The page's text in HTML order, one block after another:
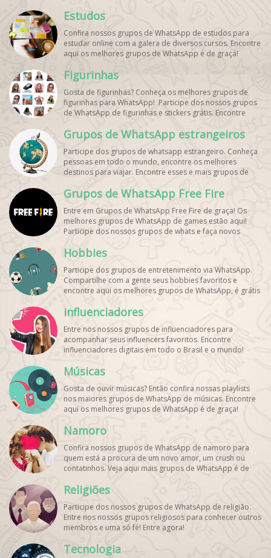
Estudos
Confira nossos grupos de WhatsApp de estudos para
estudar online com a galera de diversos cursos. Encontre
aqui os melhores grupos de WhatsApp é de graça!
Figurinhas
Gosta de figurinhas? Conheça os melhores grupos de
figurinhas para WhatsApp! Participe dos nossos grupos
de WhatsApp de figurinhas e stickers grátis. Encontre
perfil!
Grupos de WhatsApp estrangeiros
Participe dos grupos de whatsapp estrangeiro. Conheça
pessoas em todo o mundo, encontre os melhores
destinos para viajar. Encontre esses e mais grupos de
Grupos de WhatsApp Free Fire
Entre em Grupos de WhatsApp Free Fire de graça! Os
melhores grupos de WhatsApp de games estão aqui!
Participe dos nossos grupos de whats e faça novos
Hobbies
Participe dos grupos de entretenimento via WhatsApp.
Compartilhe com a gente seus hobbies favoritos e
encontre aqui os melhores grupos de WhatsApp, é grátis
influenciadores
Entre nos nossos grupos de influenciadores para
acompanhar seus influencers favoritos. Encontre
influenciadores digitais em todo o Brasil e o mundo!
Músicas
Gosta de ouvir músicas? Então confira nossas playlists
nos maiores grupos de WhatsApp de músicas. Encontre
aqui os melhores grupos de WhatsApp é de graça!
Namoro
Confira nossos grupos de WhatsApp de namoro para
quem está a procura de um novo amor, um crush ou
contatinhos. Veja aqui mais grupos de WhatsApp é de
Religiões
Participe dos nossos grupos de WhatsApp de religião.
Entre nos nossos grupos religiosos para conhecer outros
membros e uma só fé! Entre agora!
Tecnologia